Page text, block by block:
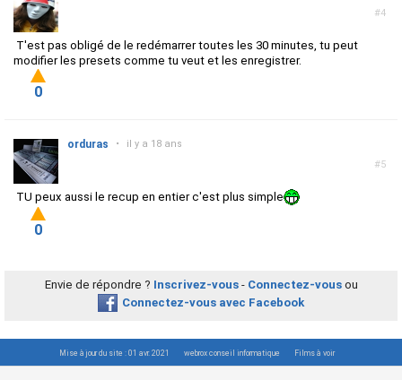
#4
T'est pas obligé de le redémarrer toutes les 30 minutes, tu peut
modifier les presets comme tu veut et les enregistrer.
0
#5
orduras • il y a 18 ans
TU peux aussi le recup en entier c'est plus simple
0
Envie de répondre ? Inscrivez-vous- Connectez-vousou
Connectez-vous avec Facebook
Mise à jour du site : 01 avr. 2021 webrox conseil informatique Films à voir